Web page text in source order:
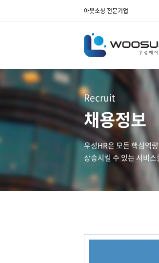
아웃소싱 전문기업
Recruit
채용정보
우성HR은 모든 핵심역
상승시킬 수 있는 서비